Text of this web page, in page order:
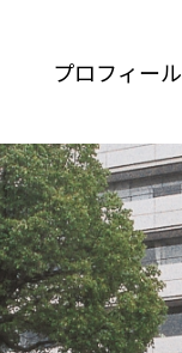
プロフィール